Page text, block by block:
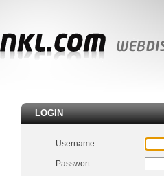
LOGIN
Username:
Passwort: